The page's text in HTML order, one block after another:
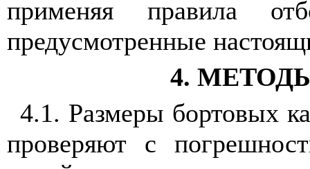
применяя правила
предусмотренные
4.
4.1. Размеры бортовых
проверяют с